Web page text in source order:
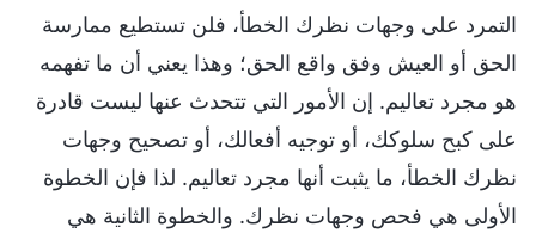
التمرد على وجهات نظرك الخطأ، فلن تستطيع ممارسة
الحق أو العيش وفق واقع الحق؛ وهذا يعني أن ما تفهمه
هو مجرد تعاليم. إن الأمور التي تتحدث عنها ليست قادرة
على كبح سلوكك، أو توجيه أفعالك، أو تصحيح وجهات
نظرك الخطأ، ما يثبت أنها مجرد تعاليم. لذا فإن الخطوة
الأولى هي فحص وجهات نظرك. والخطوة الثانية هي